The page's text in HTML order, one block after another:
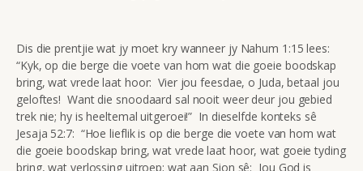
Dis die prentjie wat jy moet kry wanneer jy Nahum 1:15 lees:
“Kyk, op die berge die voete van hom wat die goeie boodskap
bring, wat vrede laat hoor: Vier jou feesdae, o Juda, betaal jou
geloftes! Want die snoodaard sal nooit weer deur jou gebied
trek nie; hy is heeltemal uitgeroei!” In dieselfde konteks sê
Jesaja 52:7: “Hoe lieflik is op die berge die voete van hom wat
die goeie boodskap bring, wat vrede laat hoor, wat goeie tyding
bring, wat verlossing uitroep; wat aan Sion sê: Jou God is